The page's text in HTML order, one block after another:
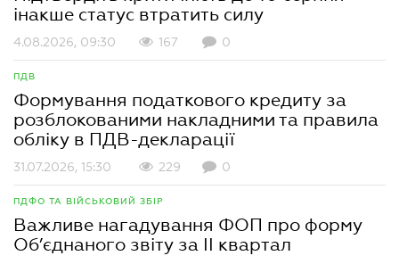
інакше статус втратить силу
4.08.2026, 09:30 167 0
ПДВ
Формування податкового кредиту за
розблокованими накладними та правила
обліку в ПДВ-декларації
31.07.2026, 15:30 229 0
ПДФО ТА ВІЙСЬКОВИЙ ЗБІР
Важливе нагадування ФОП про форму
Об’єднаного звіту за ІІ квартал